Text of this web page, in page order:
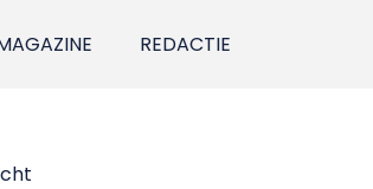
REDACTIE